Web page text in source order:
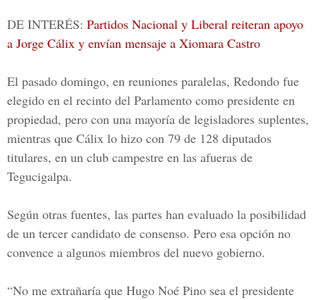
DE INTERÉS: Partidos Nacional y Liberal reiteran apoyo
a Jorge Cálix y envían mensaje a Xiomara Castro
El pasado domingo, en reuniones paralelas, Redondo fue
elegido en el recinto del Parlamento como presidente en
propiedad, pero con una mayoría de legisladores suplentes,
mientras que Cálix lo hizo con 79 de 128 diputados
titulares, en un club campestre en las afueras de
Tegucigalpa.
Según otras fuentes, las partes han evaluado la posibilidad
de un tercer candidato de consenso. Pero esa opción no
convence a algunos miembros del nuevo gobierno.
“No me extrañaría que Hugo Noé Pino sea el presidente